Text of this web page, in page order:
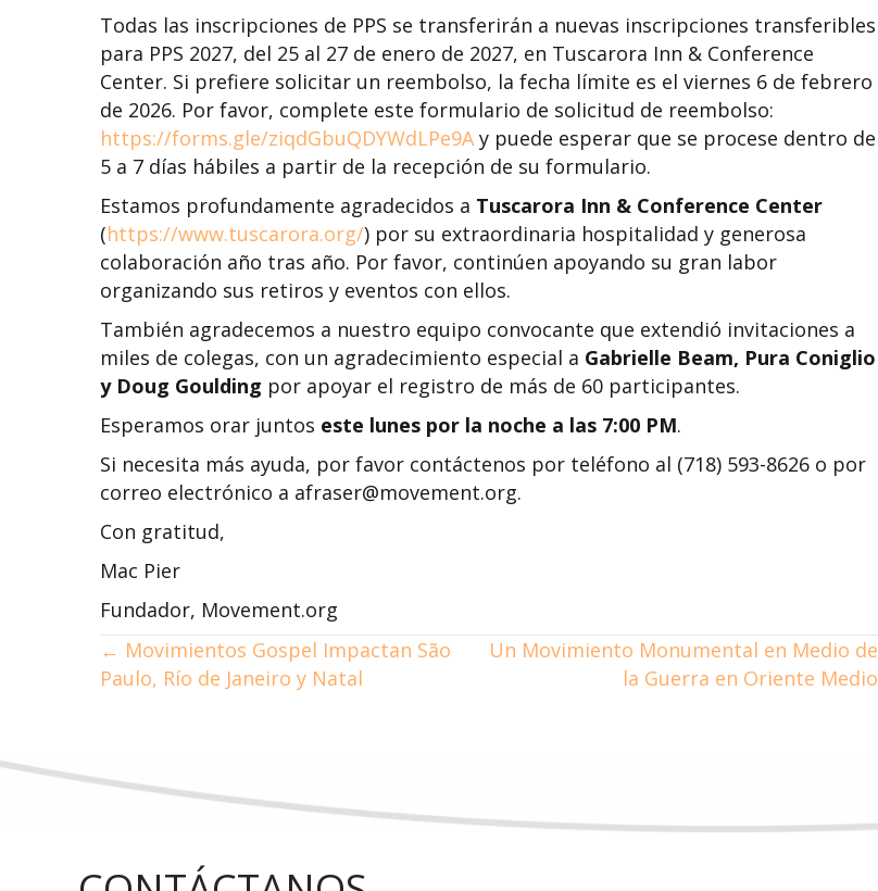
Todas las inscripciones de PPS se transferirán a nuevas inscripciones transferibles
para PPS 2027, del 25 al 27 de enero de 2027, en Tuscarora Inn & Conference
Center. Si prefiere solicitar un reembolso, la fecha límite es el viernes 6 de febrero
de 2026. Por favor, complete este formulario de solicitud de reembolso:
https://forms.gle/ziqdGbuQDYWdLPe9A y puede esperar que se procese dentro de
5 a 7 días hábiles a partir de la recepción de su formulario.
Estamos profundamente agradecidos a Tuscarora Inn & Conference Center
(https://www.tuscarora.org/) por su extraordinaria hospitalidad y generosa
colaboración año tras año. Por favor, continúen apoyando su gran labor
organizando sus retiros y eventos con ellos.
También agradecemos a nuestro equipo convocante que extendió invitaciones a
miles de colegas, con un agradecimiento especial a Gabrielle Beam, Pura Coniglio
y Doug Goulding por apoyar el registro de más de 60 participantes.
Esperamos orar juntos este lunes por la noche a las 7:00 PM.
Si necesita más ayuda, por favor contáctenos por teléfono al (718) 593-8626 o por
correo electrónico a afraser@movement.org.
Con gratitud,
Mac Pier
Fundador, Movement.org
NAVEGACIÓN
PUBLICACIONES
← Movimientos Gospel Impactan São
Paulo, Río de Janeiro y Natal
Un Movimiento Monumental en Medio de
la Guerra en Oriente Medio